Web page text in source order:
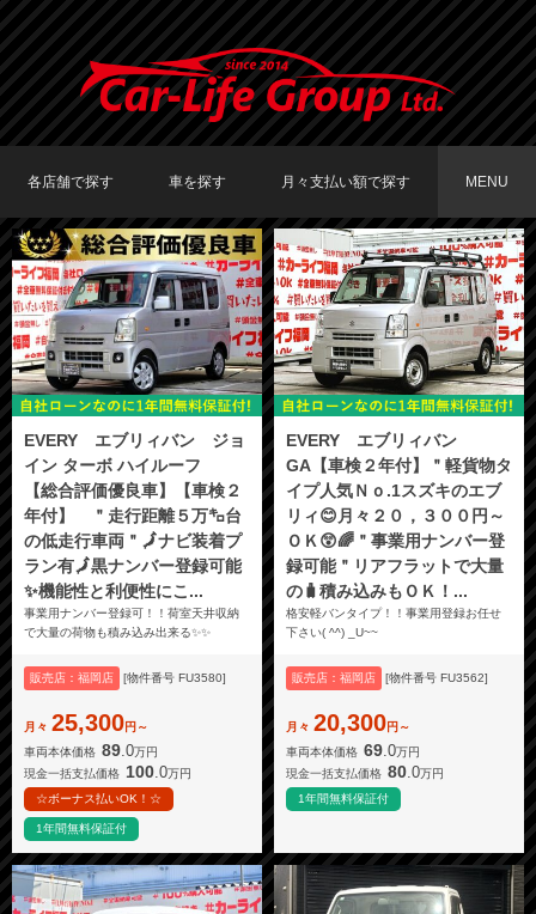
各店舗で探す
TOKYO店在庫車両
大阪店在庫車両
福岡店在庫車両
車を探す
車種で探す
メーカーで探す
月々支払い額で探す
〜19,999円
20,000円〜29,999円
30,000円〜39,999円
40,000円〜49,999円
50,000円〜
MENU
EVERY エブリィバン ジョ
イン ターボ ハイルーフ
【総合評価優良車】【車検２
年付】 ＂走行距離５万㌔台
の低走行車両＂🗾ナビ装着プ
ラン有🗾黒ナンバー登録可能
✨機能性と利便性にこ...
事業用ナンバー登録可！！荷室天井収納
で大量の荷物も積み込み出来る✨✨
販売店：福岡店 [物件番号 FU3580]
月々 25,300円～
車両本体価格 89 .0万円
現金一括支払価格 100.0万円
☆ボーナス払いOK！☆
1年間無料保証付
EVERY エブリィバン
GA【車検２年付】＂軽貨物タ
イプ人気Ｎｏ.1スズキのエブ
リィ😊月々２０，３００円～
ＯＫ😲🌈＂事業用ナンバー登
録可能＂リアフラットで大量
の🧳積み込みもＯＫ！...
格安軽バンタイプ！！事業用登録お任せ
下さい( ^^) _U~~
販売店：福岡店 [物件番号 FU3562]
月々 20,300円～
車両本体価格 69 .0万円
現金一括支払価格 80.0万円
1年間無料保証付